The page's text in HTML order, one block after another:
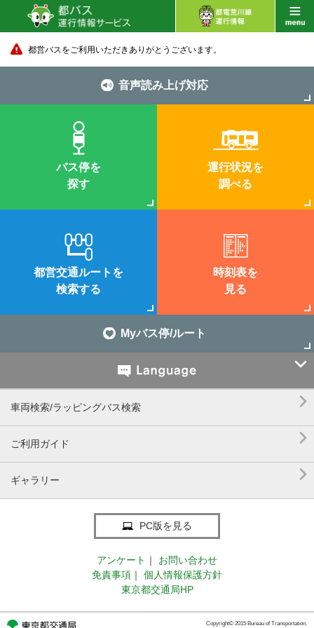
都営バスをご利用いただきありがとうございます。
音声読み上げ対応
バス停を
探す
運行状況を
調べる
都営交通ルートを
検索する
時刻表を
見る
Myバス停/ルート

車両検索/ラッピングバス検索 
ご利用ガイド 
ギャラリー 
PC版を見る
アンケート ｜
お問い合わせ
免責事項 ｜
個人情報保護方針
東京都交通局HP
Copyright© 2015 Bureau of Transportation.